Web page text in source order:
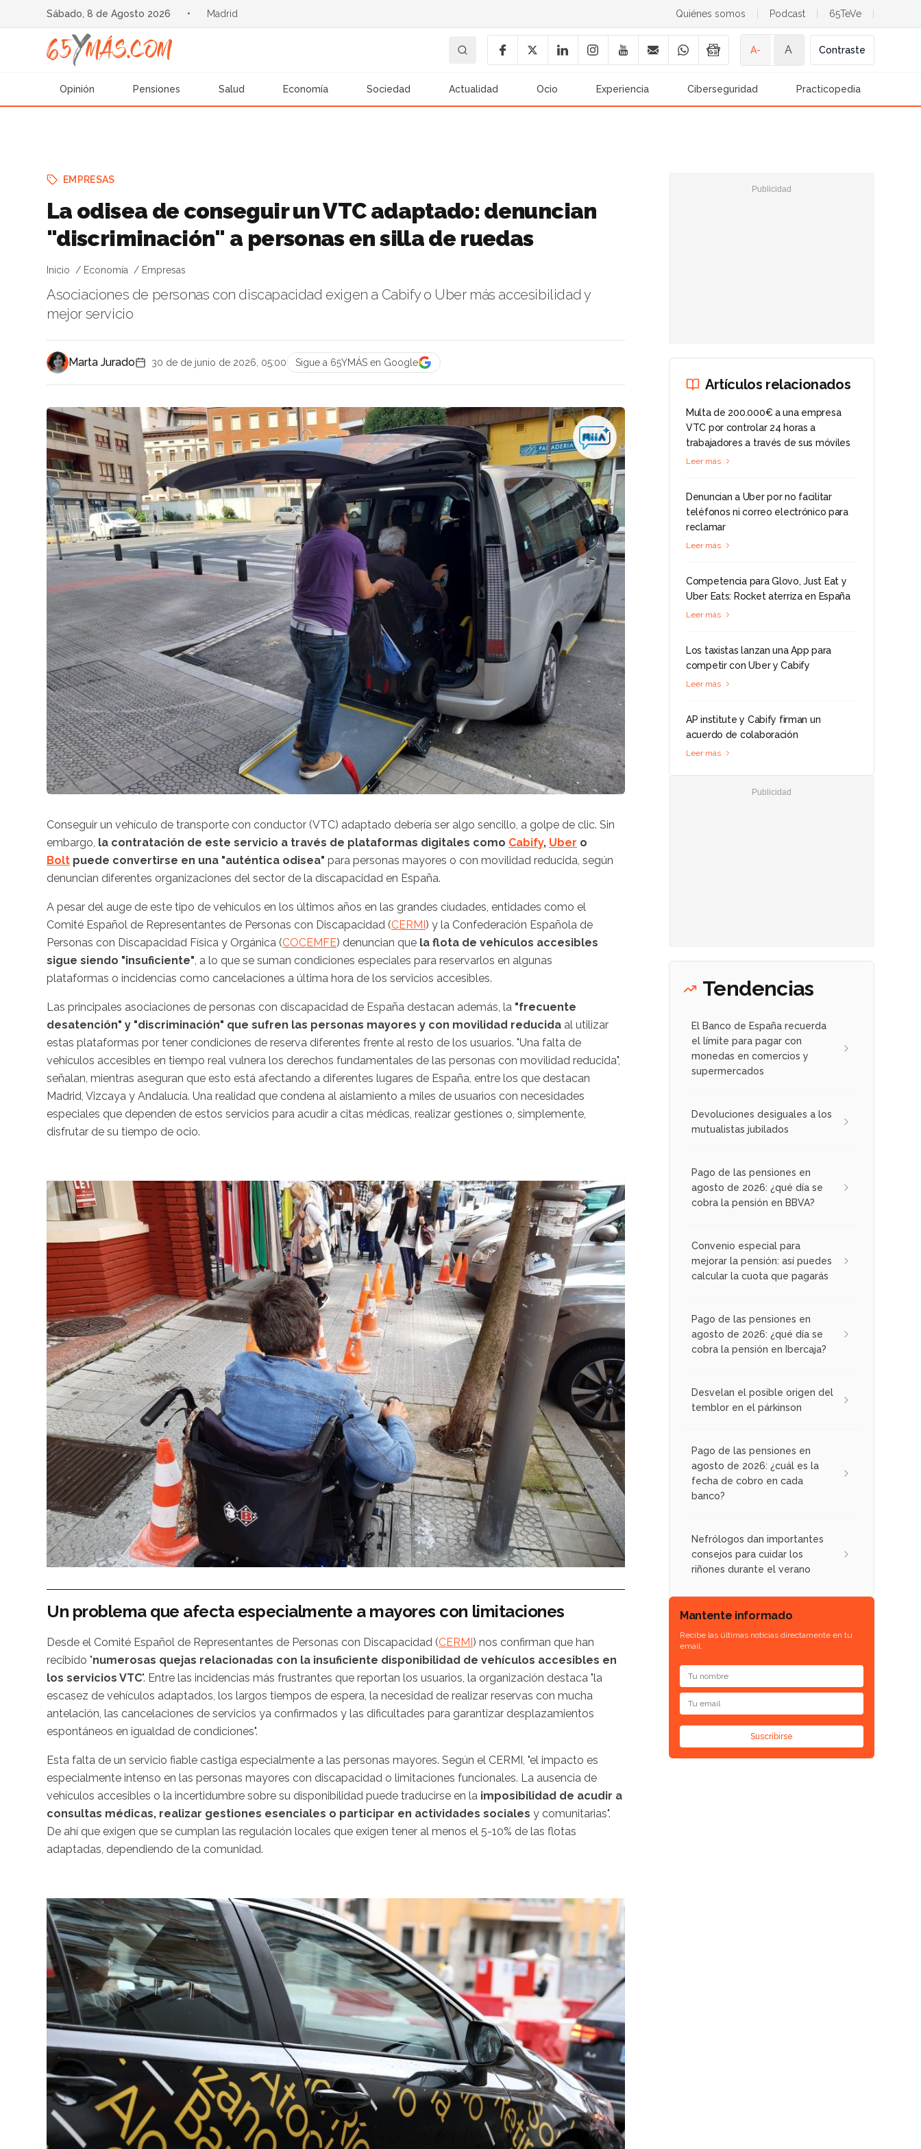
Sábado, 8 de Agosto 2026 • Madrid Quiénes somos Podcast 65TeVe
A- A Contraste
Opinión Pensiones Salud Economía Sociedad Actualidad Ocio Experiencia Ciberseguridad Practicopedia
EMPRESAS
La odisea de conseguir un VTC adaptado: denuncian
"discriminación" a personas en silla de ruedas
Inicio Economía Empresas
Asociaciones de personas con discapacidad exigen a Cabify o Uber más accesibilidad y
mejor servicio
Marta Jurado 30 de de junio de 2026, 05:00 Sigue a 65YMÁS en Google
Conseguir un vehículo de transporte con conductor (VTC) adaptado debería ser algo sencillo, a golpe de clic. Sin
embargo, la contratación de este servicio a través de plataformas digitales como Cabify, Uber o
Bolt puede convertirse en una "auténtica odisea" para personas mayores o con movilidad reducida, según
denuncian diferentes organizaciones del sector de la discapacidad en España.
A pesar del auge de este tipo de vehículos en los últimos años en las grandes ciudades, entidades como el
Comité Español de Representantes de Personas con Discapacidad (CERMI) y la Confederación Española de
Personas con Discapacidad Física y Orgánica (COCEMFE) denuncian que la flota de vehículos accesibles
sigue siendo "insuficiente" , a lo que se suman condiciones especiales para reservarlos en algunas
plataformas o incidencias como cancelaciones a última hora de los servicios accesibles.
Las principales asociaciones de personas con discapacidad de España destacan además, la "frecuente
desatención" y "discriminación" que sufren las personas mayores y con movilidad reducida al utilizar
estas plataformas por tener condiciones de reserva diferentes frente al resto de los usuarios. "Una falta de
vehículos accesibles en tiempo real vulnera los derechos fundamentales de las personas con movilidad reducida",
señalan, mientras aseguran que esto está afectando a diferentes lugares de España, entre los que destacan
Madrid, Vizcaya y Andalucía. Una realidad que condena al aislamiento a miles de usuarios con necesidades
especiales que dependen de estos servicios para acudir a citas médicas, realizar gestiones o, simplemente,
disfrutar de su tiempo de ocio.
Un problema que afecta especialmente a mayores con limitaciones
Desde el Comité Español de Representantes de Personas con Discapacidad (CERMI ) nos confirman que han
recibido "numerosas quejas relacionadas con la insuficiente disponibilidad de vehículos accesibles en
los servicios VTC". Entre las incidencias más frustrantes que reportan los usuarios, la organización destaca "la
escasez de vehículos adaptados, los largos tiempos de espera, la necesidad de realizar reservas con mucha
antelación, las cancelaciones de servicios ya confirmados y las dificultades para garantizar desplazamientos
espontáneos en igualdad de condiciones".
Esta falta de un servicio fiable castiga especialmente a las personas mayores. Según el CERMI, "el impacto es
especialmente intenso en las personas mayores con discapacidad o limitaciones funcionales. La ausencia de
vehículos accesibles o la incertidumbre sobre su disponibilidad puede traducirse en la imposibilidad de acudir a
consultas médicas, realizar gestiones esenciales o participar en actividades sociales y comunitarias".
De ahí que exigen que se cumplan las regulación locales que exigen tener al menos el 5-10% de las flotas
adaptadas, dependiendo de la comunidad.
Artículos relacionados
Multa de 200.000€ a una empresa
VTC por controlar 24 horas a
trabajadores a través de sus móviles
Leer más
Denuncian a Uber por no facilitar
teléfonos ni correo electrónico para
reclamar
Leer más
Competencia para Glovo, Just Eat y
Uber Eats: Rocket aterriza en España
Leer más
Los taxistas lanzan una App para
competir con Uber y Cabify
Leer más
AP institute y Cabify firman un
acuerdo de colaboración
Leer más
Tendencias
El Banco de España recuerda
el límite para pagar con
monedas en comercios y
supermercados
Devoluciones desiguales a los
mutualistas jubilados
Pago de las pensiones en
agosto de 2026: ¿qué día se
cobra la pensión en BBVA?
Convenio especial para
mejorar la pensión: así puedes
calcular la cuota que pagarás
Pago de las pensiones en
agosto de 2026: ¿qué día se
cobra la pensión en Ibercaja?
Desvelan el posible origen del
temblor en el párkinson
Pago de las pensiones en
agosto de 2026: ¿cuál es la
fecha de cobro en cada
banco?
Nefrólogos dan importantes
consejos para cuidar los
riñones durante el verano
Mantente informado
Recibe las últimas noticias directamente en tu
email.
Suscribirse